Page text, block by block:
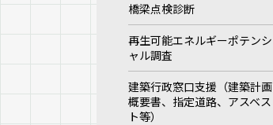
橋梁点検診断
再生可能エネルギーポテンシ
ャル調査
建築行政窓口支援（建築計画
概要書、指定道路、アスベス
ト等）